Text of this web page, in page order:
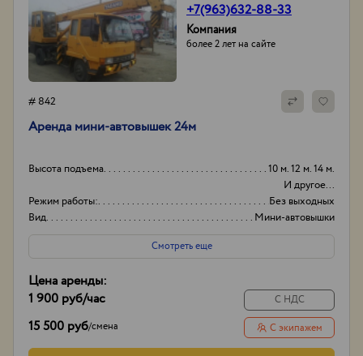
+7(963)632-88-33
Компания
более 2 лет на сайте
# 842
Аренда мини-автовышек 24м
Высота подъема
10 м. 12 м. 14 м.
И другое...
Режим работы:
Без выходных
Вид
Мини-автовышки
Высота вышки
24
Смотреть еще
Цена аренды:
1 900 руб/час
15 500 руб/смена
С НДС
С экипажем